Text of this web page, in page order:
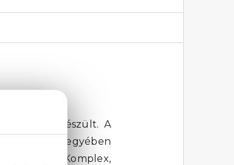
nőnek készült. A
szívjegyében
alkotja. Komplex,